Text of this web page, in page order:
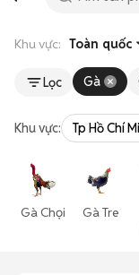
Khu vực: Toàn quốc
Lọc Gà
Khu vực: Tp Hồ Chí
Gà Chọi Gà Tre